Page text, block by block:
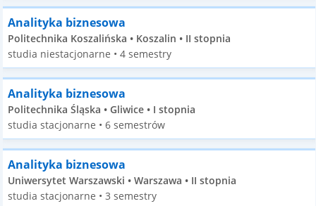
Analityka biznesowa
Politechnika Koszalińska • Koszalin • II stopnia
studia niestacjonarne • 4 semestry
Analityka biznesowa
Politechnika Śląska • Gliwice • I stopnia
studia stacjonarne • 6 semestrów
Analityka biznesowa
Uniwersytet Warszawski • Warszawa • II stopnia
studia stacjonarne • 3 semestry